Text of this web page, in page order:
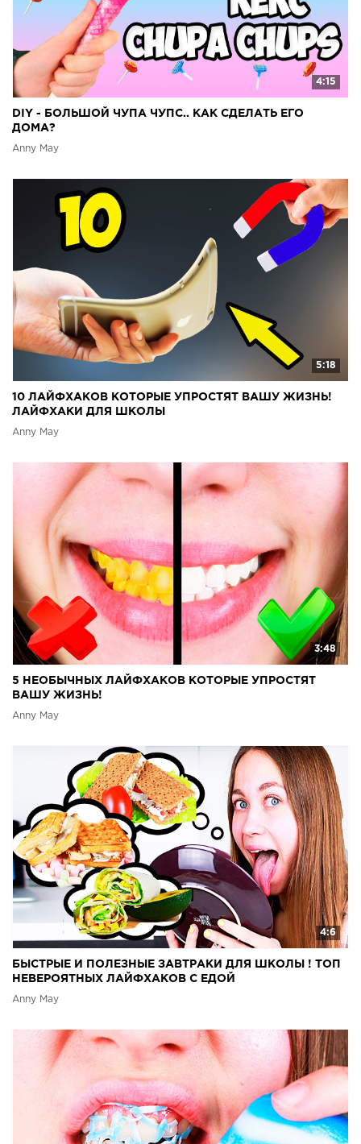
4:15
DIY - БОЛЬШОЙ ЧУПА ЧУПС.. КАК СДЕЛАТЬ ЕГО
ДОМА?
Anny May
5:18
10 ЛАЙФХАКОВ КОТОРЫЕ УПРОСТЯТ ВАШУ ЖИЗНЬ!
ЛАЙФХАКИ ДЛЯ ШКОЛЫ
Anny May
3:48
5 НЕОБЫЧНЫХ ЛАЙФХАКОВ КОТОРЫЕ УПРОСТЯТ
ВАШУ ЖИЗНЬ!
Anny May
4:6
БЫСТРЫЕ И ПОЛЕЗНЫЕ ЗАВТРАКИ ДЛЯ ШКОЛЫ ! ТОП
НЕВЕРОЯТНЫХ ЛАЙФХАКОВ С ЕДОЙ
Anny May